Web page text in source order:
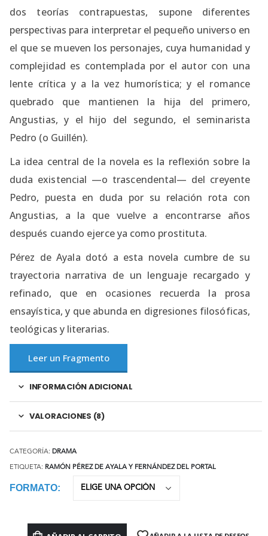
dos teorías contrapuestas, supone diferentes
perspectivas para interpretar el pequeño universo en
el que se mueven los personajes, cuya humanidad y
complejidad es contemplada por el autor con una
lente crítica y a la vez humorística; y el romance
quebrado que mantienen la hija del primero,
Angustias, y el hijo del segundo, el seminarista
Pedro (o Guillén).
La idea central de la novela es la reflexión sobre la
duda existencial —o trascendental— del creyente
Pedro, puesta en duda por su relación rota con
Angustias, a la que vuelve a encontrarse años
después cuando ejerce ya como prostituta.
Pérez de Ayala dotó a esta novela cumbre de su
trayectoria narrativa de un lenguaje recargado y
refinado, que en ocasiones recuerda la prosa
ensayística, y que abunda en digresiones filosóficas,
teológicas y literarias.
Leer un Fragmento
INFORMACIÓN ADICIONAL
VALORACIONES (8)
CATEGORÍA: DRAMA
ETIQUETA: RAMÓN PÉREZ DE AYALA Y FERNÁNDEZ DEL PORTAL
FORMATO